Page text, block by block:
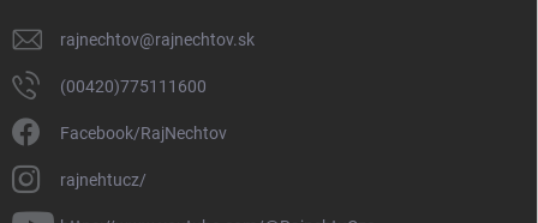
rajnechtov@rajnechtov.sk
(00420)775111600
Facebook/RajNechtov
rajnehtucz/